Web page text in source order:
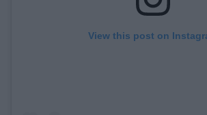
View this post on